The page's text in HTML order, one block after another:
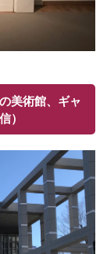
美術館、ギャ
）